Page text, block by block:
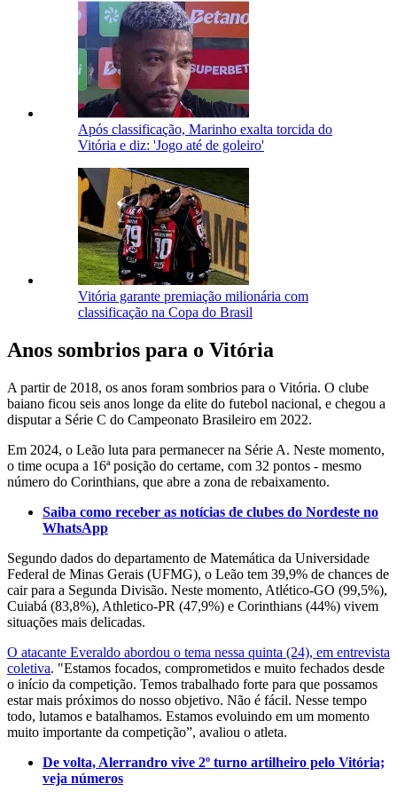
Após classificação, Marinho exalta torcida do
Vitória e diz: 'Jogo até de goleiro'
Vitória garante premiação milionária com
classificação na Copa do Brasil
Anos sombrios para o Vitória
A partir de 2018, os anos foram sombrios para o Vitória. O clube
baiano ficou seis anos longe da elite do futebol nacional, e chegou a
disputar a Série C do Campeonato Brasileiro em 2022.
Em 2024, o Leão luta para permanecer na Série A. Neste momento,
o time ocupa a 16ª posição do certame, com 32 pontos - mesmo
número do Corinthians, que abre a zona de rebaixamento.
Saiba como receber as notícias de clubes do Nordeste no
WhatsApp
Segundo dados do departamento de Matemática da Universidade
Federal de Minas Gerais (UFMG), o Leão tem 39,9% de chances de
cair para a Segunda Divisão. Neste momento, Atlético-GO (99,5%),
Cuiabá (83,8%), Athletico-PR (47,9%) e Corinthians (44%) vivem
situações mais delicadas.
O atacante Everaldo abordou o tema nessa quinta (24), em entrevista
coletiva. "Estamos focados, comprometidos e muito fechados desde
o início da competição. Temos trabalhado forte para que possamos
estar mais próximos do nosso objetivo. Não é fácil. Nesse tempo
todo, lutamos e batalhamos. Estamos evoluindo em um momento
muito importante da competição”, avaliou o atleta.
De volta, Alerrandro vive 2º turno artilheiro pelo Vitória;
veja números